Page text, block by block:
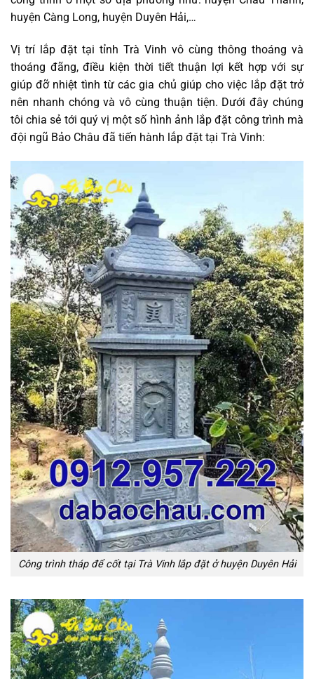
huyện Càng Long, huyện Duyên Hải,…
Vị trí lắp đặt tại tỉnh Trà Vinh vô cùng thông thoáng và
thoáng đãng, điều kiện thời tiết thuận lợi kết hợp với sự
giúp đỡ nhiệt tình từ các gia chủ giúp cho việc lắp đặt trở
nên nhanh chóng và vô cùng thuận tiện. Dưới đây chúng
tôi chia sẻ tới quý vị một số hình ảnh lắp đặt công trình mà
đội ngũ Bảo Châu đã tiến hành lắp đặt tại Trà Vinh:
Công trình tháp để cốt tại Trà Vinh lắp đặt ở huyện Duyên Hải